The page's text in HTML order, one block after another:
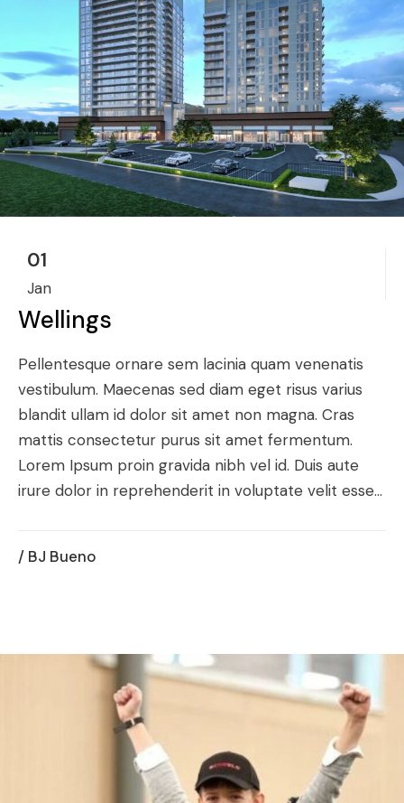
01
Jan
Wellings
Pellentesque ornare sem lacinia quam venenatis
vestibulum. Maecenas sed diam eget risus varius
blandit ullam id dolor sit amet non magna. Cras
mattis consectetur purus sit amet fermentum.
Lorem Ipsum proin gravida nibh vel id. Duis aute
irure dolor in reprehenderit in voluptate velit esse...
/ BJ Bueno